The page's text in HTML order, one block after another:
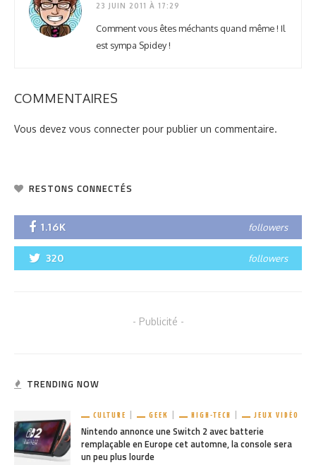
23 JUIN 2011 À 17:29
Comment vous êtes méchants quand même ! Il
est sympa Spidey !
COMMENTAIRES
Vous devez vous connecter pour publier un commentaire.
RESTONS CONNECTÉS
1.16K followers
320 followers
- Publicité -
TRENDING NOW
CULTURE GEEK HIGH-TECH JEUX VIDÉO
Nintendo annonce une Switch 2 avec batterie
remplaçable en Europe cet automne, la console sera
un peu plus lourde